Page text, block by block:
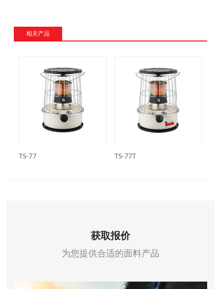
相关产品
TS-77 TS-77T
获取报价
为您提供合适的面料产品